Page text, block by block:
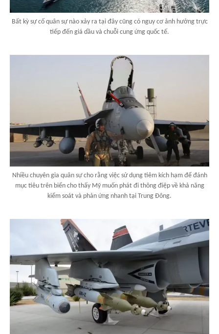
Bất kỳ sự cố quân sự nào xảy ra tại đây cũng có nguy cơ ảnh hưởng trực
tiếp đến giá dầu và chuỗi cung ứng quốc tế.
Nhiều chuyên gia quân sự cho rằng việc sử dụng tiêm kích hạm để đánh
mục tiêu trên biển cho thấy Mỹ muốn phát đi thông điệp về khả năng
kiểm soát và phản ứng nhanh tại Trung Đông.